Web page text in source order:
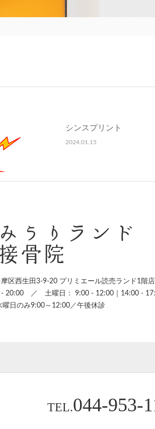
シンスプリント
2024.01.15
うりランド
骨院
区西生田3-9-20 プリミエール読売ランド1階
- 20:00 ／ 土曜日： 9:00 - 12:00｜14:00 -
日のみ9:00～12:00／午後休診
TEL.044-953-